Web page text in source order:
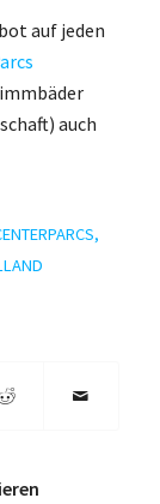
auf jeden
auch
,